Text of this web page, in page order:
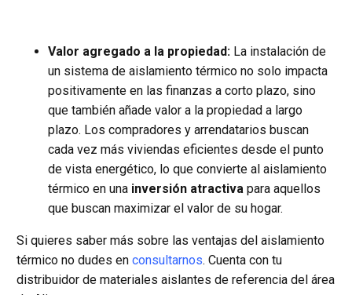
Valor agregado a la propiedad: La instalación de
un sistema de aislamiento térmico no solo impacta
positivamente en las finanzas a corto plazo, sino
que también añade valor a la propiedad a largo
plazo. Los compradores y arrendatarios buscan
cada vez más viviendas eficientes desde el punto
de vista energético, lo que convierte al aislamiento
térmico en una inversión atractiva para aquellos
que buscan maximizar el valor de su hogar.
Si quieres saber más sobre las ventajas del aislamiento
térmico no dudes en consultarnos. Cuenta con tu
distribuidor de materiales aislantes de referencia del área